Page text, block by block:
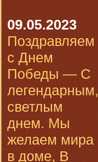
09.05.2023
Поздравляем
с Днем
Победы — С
легендарным,
светлым
днем. Мы
желаем мира
в доме, В